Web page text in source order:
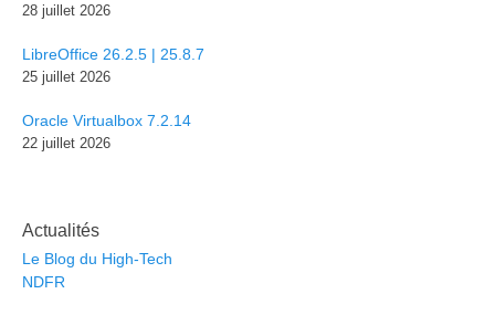
28 juillet 2026
LibreOffice 26.2.5 | 25.8.7
25 juillet 2026
Oracle Virtualbox 7.2.14
22 juillet 2026
Actualités
Le Blog du High-Tech
NDFR